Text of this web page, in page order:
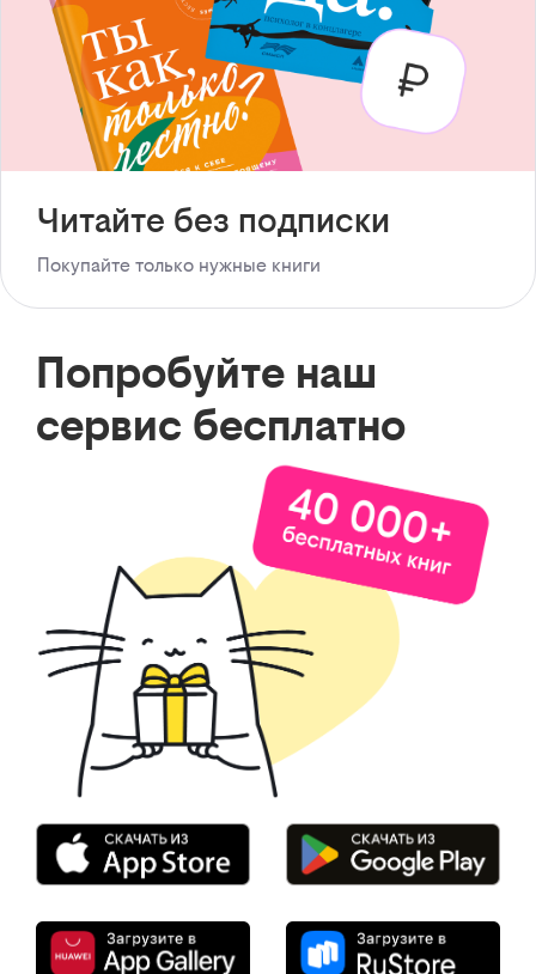
Читайте без подписки
Покупайте только нужные книги
Попробуйте наш
сервис бесплатно